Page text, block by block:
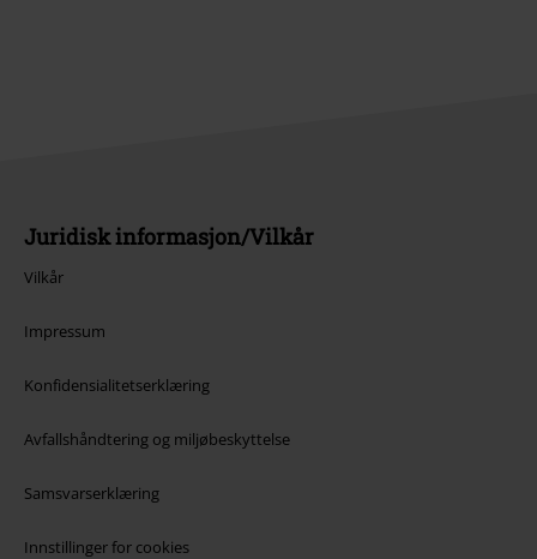
Juridisk informasjon/Vilkår
Vilkår
Impressum
Konfidensialitetserklæring
Avfallshåndtering og miljøbeskyttelse
Samsvarserklæring
Innstillinger for cookies